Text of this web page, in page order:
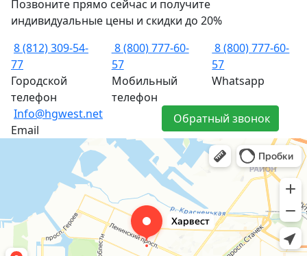
Позвоните прямо сейчас и получите
индивидуальные цены и скидки до 20%
8 (812) 309-54-
77
Городской
телефон
8 (800) 777-60-
57
Мобильный
телефон
8 (800) 777-60-
57
Whatsapp
Info@hgwest.net
Email
Обратный звонок